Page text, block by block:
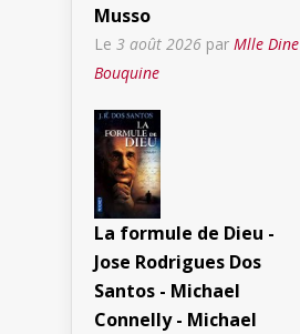
Musso
Le 3 août 2026 par Mlle Dine
Bouquine
La formule de Dieu -
Jose Rodrigues Dos
Santos - Michael
Connelly - Michael